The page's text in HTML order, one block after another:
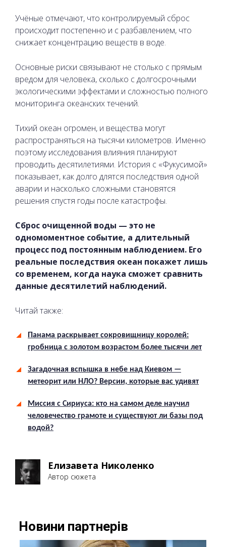
Учёные отмечают, что контролируемый сброс
происходит постепенно и с разбавлением, что
снижает концентрацию веществ в воде.
Основные риски связывают не столько с прямым
вредом для человека, сколько с долгосрочными
экологическими эффектами и сложностью полного
мониторинга океанских течений.
Тихий океан огромен, и вещества могут
распространяться на тысячи километров. Именно
поэтому исследования влияния планируют
проводить десятилетиями. История с «Фукусимой»
показывает, как долго длятся последствия одной
аварии и насколько сложными становятся
решения спустя годы после катастрофы.
Сброс очищенной воды — это не
одномоментное событие, а длительный
процесс под постоянным наблюдением. Его
реальные последствия океан покажет лишь
со временем, когда наука сможет сравнить
данные десятилетий наблюдений.
Читай также:
Панама раскрывает сокровищницу королей:
гробница с золотом возрастом более тысячи лет
Загадочная вспышка в небе над Киевом —
метеорит или НЛО? Версии, которые вас удивят
Миссия с Сириуса: кто на самом деле научил
человечество грамоте и существуют ли базы под
водой?
Елизавета Николенко
Автор сюжета